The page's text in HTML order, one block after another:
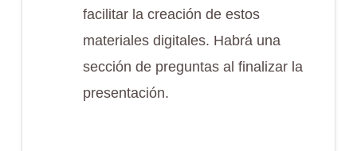
facilitar la creación de estos
materiales digitales. Habrá una
sección de preguntas al finalizar la
presentación.